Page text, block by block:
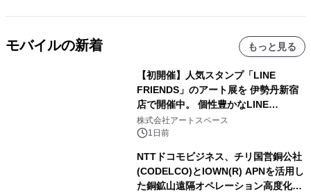
モバイルの新着 もっと見る
【初開催】人気スタンプ「LINE
FRIENDS」のアート展を 伊勢丹新宿
店で開催中。 個性豊かなLINE
FRIENDSの仲間たちが インテリアア
ートとして新たな魅力を発信。
株式会社アートスペース
1日前
NTTドコモビジネス、チリ国営銅公社
(CODELCO)とIOWN(R) APNを活用し
た銅鉱山遠隔オペレーション高度化に